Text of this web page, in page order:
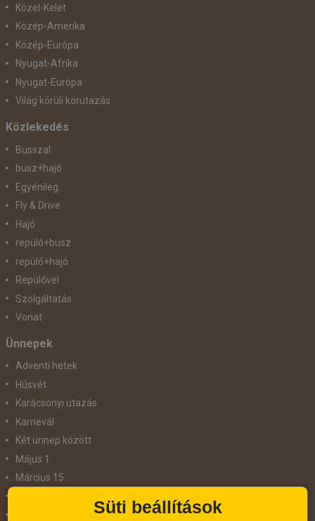
Közel-Kelet
Közép-Amerika
Közép-Európa
Nyugat-Afrika
Nyugat-Európa
Világ körüli körutazás
Közlekedés
Busszal
busz+hajó
Egyénileg
Fly & Drive
Hajó
repülő+busz
repülő+hajó
Repülővel
Szolgáltatás
Vonat
Ünnepek
Adventi hetek
Húsvét
Karácsonyi utazás
Karnevál
Két ünnep között
Május 1.
Március 15.
Süti beállítások